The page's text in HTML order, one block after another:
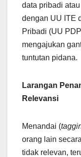
data pribadi
dengan UU ITE
Pribadi (UU
mengajukan
tuntutan pidana.
Larangan
Relevansi
Menandai (
orang lain
tidak relevan,